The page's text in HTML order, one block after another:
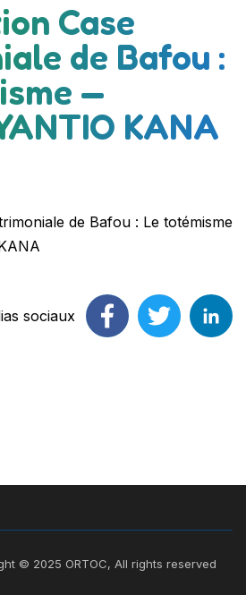
Case
de Bafou :
—
KANA
de Bafou : Le totémisme
sociaux
© 2025 ORTOC, All rights reserved